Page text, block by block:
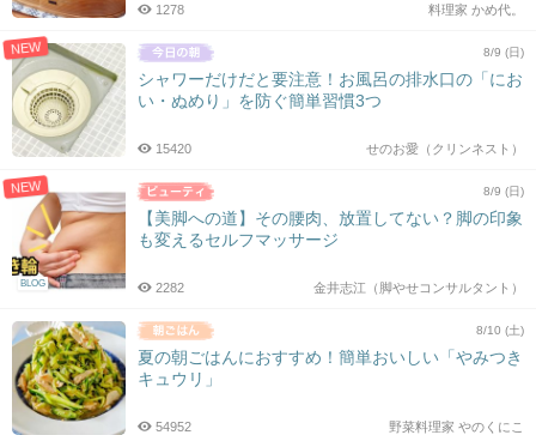
料理家 かめ代。
1278
NEW 8/9 (日)
シャワーだけだと要注意！お風呂の排水口の「にお
い・ぬめり」を防ぐ簡単習慣3つ
せのお愛（クリンネスト）
15420
NEW
BLOG
8/9 (日)
【美脚への道】その腰肉、放置してない？脚の印象
も変えるセルフマッサージ
金井志江（脚やせコンサルタント）
2282
8/10 (土)
夏の朝ごはんにおすすめ！簡単おいしい「やみつき
キュウリ」
野菜料理家 やのくにこ
54952